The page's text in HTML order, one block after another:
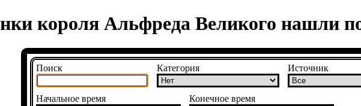
короля Альфреда Великого нашли
Поиск Категория Источник
Начальное время Конечное время